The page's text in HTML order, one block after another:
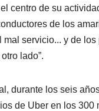
centro de su
de los
mal servicio... y de
lado”.
durante los seis
de Uber en los